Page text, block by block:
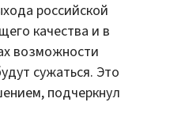
российской
качества и в
возможности
сужаться. Это
подчеркнул